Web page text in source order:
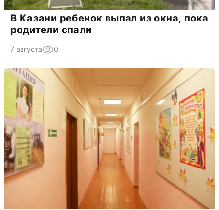
В Казани ребенок выпал из окна, пока
родители спали
7 августа 0